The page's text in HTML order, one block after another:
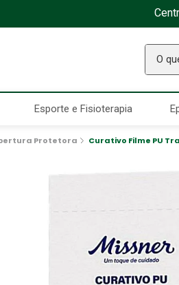
O que
Esporte e Fisioterapia
Protetora Curativo Filme PU
2 º
7